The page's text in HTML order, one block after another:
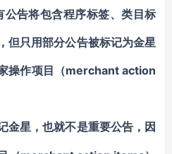
告将包含程序标签、类目标
但只用部分公告被标记为金星
操作项目（merchant action
金星，也就不是重要公告，因